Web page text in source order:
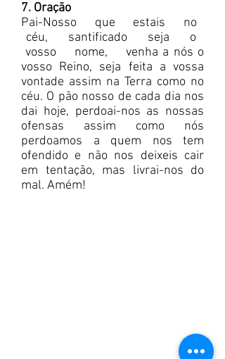
7. Oração
Pai-Nosso que estais no
céu, santificado seja o
vosso nome, venha a nós o
vosso Reino, seja feita a vossa
vontade assim na Terra como no
céu. O pão nosso de cada dia nos
dai hoje, perdoai-nos as nossas
ofensas assim como nós
perdoamos a quem nos tem
ofendido e não nos deixeis cair
em tentação, mas livrai-nos do
mal. Amém!